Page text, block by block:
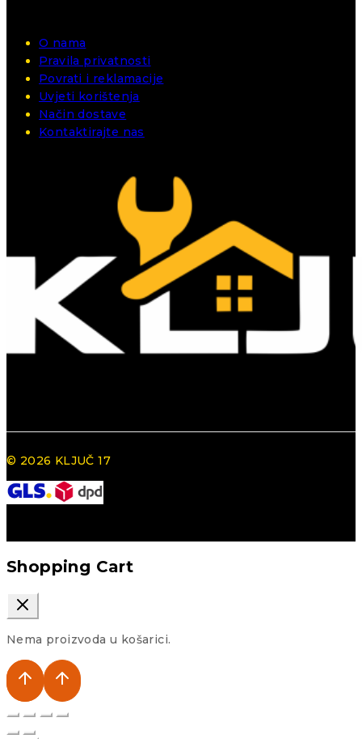
O nama
Pravila privatnosti
Povrati i reklamacije
Uvjeti korištenja
Način dostave
Kontaktirajte nas
© 2026 KLJUČ 17
Shopping Cart
Nema proizvoda u košarici.